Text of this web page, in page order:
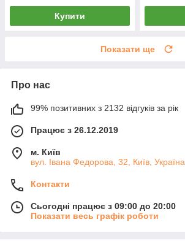
Купити
Показати ще
Про нас
99% позитивних з 2132 відгуків за рік
Працює з 26.12.2019
м. Київ
вул. Івана Федорова, 32, Київ, Україна
Контакти
Сьогодні працює з 09:00 до 20:00
Показати весь графік роботи